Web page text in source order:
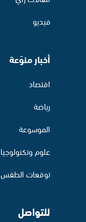
فيديو
أخبار منوّعة
اقتصاد
رياضة
الموسوعة
علوم وتكنولوجيا
توقعات الطقس
للتواصل